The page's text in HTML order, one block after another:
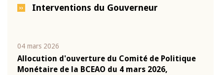
Interventions du Gouverneur
04 mars 2026
Allocution d'ouverture du Comité de Politique
Monétaire de la BCEAO du 4 mars 2026,